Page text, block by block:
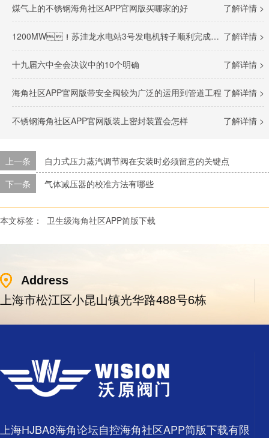
了解详情 >
煤气上的不锈钢海角社区APP官网版买哪家的好
了解详情 >
1200MW！苏洼龙水电站3号发电机转子顺利完成吊装
了解详情 >
十九届六中全会决议中的10个明确
了解详情 >
海角社区APP官网版带安全阀较为广泛的运用到管道工程
了解详情 >
不锈钢海角社区APP官网版装上密封装置会怎样
上一条
自力式压力蒸汽调节阀在安装时必须留意的关键点​
下一条
气体减压器的校准方法有哪些
本文标签： 卫生级海角社区APP简版下载
Address
上海市松江区小昆山镇光华路488号6栋
上海HJBA8海角论坛自控海角社区APP简版下载有限